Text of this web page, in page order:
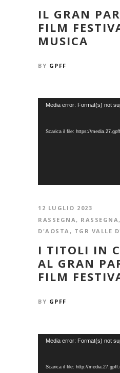
IL GRAN
FILM
MUSICA
BY GPFF
Video
Media error: Format(s) not
Scarica il file: https://
12 LUGLIO 2023
RASSEGNA , RASSEGNA ,
D'AOSTA , TGR VALLE
I TITOLI IN
AL GRAN
FILM
BY GPFF
Video
Media error: Format(s) not
Scarica il file: http://